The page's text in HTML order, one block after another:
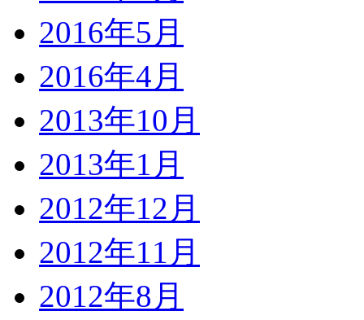
2016年5月
2016年4月
2013年10月
2013年1月
2012年12月
2012年11月
2012年8月